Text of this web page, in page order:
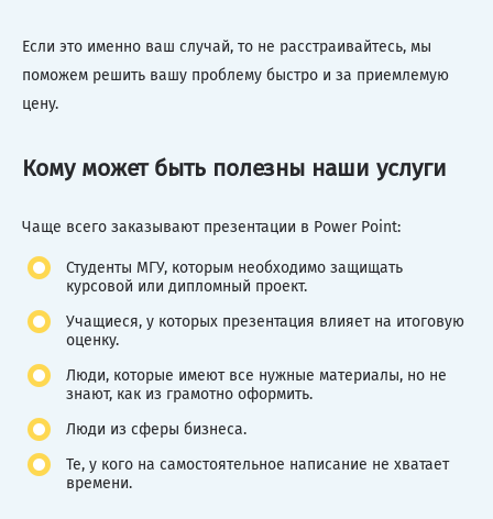
Если это именно ваш случай, то не расстраивайтесь, мы
поможем решить вашу проблему быстро и за приемлемую
цену.
Кому может быть полезны наши услуги
Чаще всего заказывают презентации в Power Point:
Студенты МГУ, которым необходимо защищать
курсовой или дипломный проект.
Учащиеся, у которых презентация влияет на итоговую
оценку.
Люди, которые имеют все нужные материалы, но не
знают, как из грамотно оформить.
Люди из сферы бизнеса.
Те, у кого на самостоятельное написание не хватает
времени.